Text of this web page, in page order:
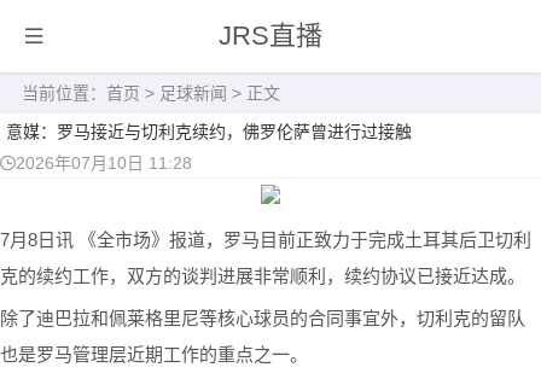
JRS直播
当前位置： 首页 > 足球新闻 > 正文
意媒：罗马接近与切利克续约，佛罗伦萨曾进行过接触
2026年07月10日 11:28
7月8日讯 《全市场》报道，罗马目前正致力于完成土耳其后卫切利
克的续约工作，双方的谈判进展非常顺利，续约协议已接近达成。
除了迪巴拉和佩莱格里尼等核心球员的合同事宜外，切利克的留队
也是罗马管理层近期工作的重点之一。